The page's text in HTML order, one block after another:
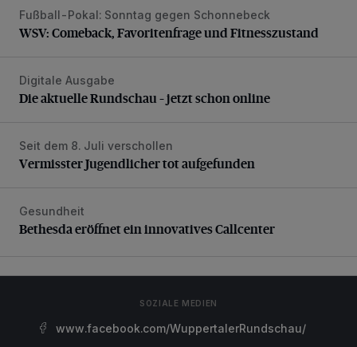
WSV: Comeback, Favoritenfrage und Fitnesszustand
Fußball-Pokal: Sonntag gegen Schonnebeck
WSV: Comeback, Favoritenfrage und Fitnesszustand
Die aktuelle Rundschau – jetzt schon online
Digitale Ausgabe
Die aktuelle Rundschau – jetzt schon online
Vermisster Jugendlicher tot aufgefunden
Seit dem 8. Juli verschollen
Vermisster Jugendlicher tot aufgefunden
Bethesda eröffnet ein innovatives Callcenter
Gesundheit
Bethesda eröffnet ein innovatives Callcenter
SOZIALE MEDIEN
www.facebook.com/WuppertalerRundschau/